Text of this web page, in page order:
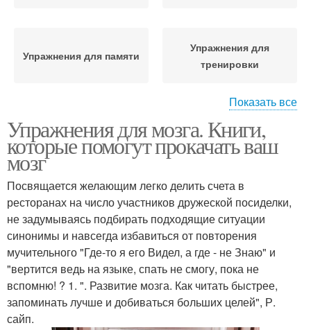
Упражнения для памяти
Упражнения для
тренировки
Физические упражнения
Упражнения для
улучшения
Показать все
Упражнения для мозга. Книги,
которые помогут прокачать ваш
мозг
Посвящается желающим легко делить счета в
ресторанах на число участников дружеской посиделки,
не задумываясь подбирать подходящие ситуации
синонимы и навсегда избавиться от повторения
мучительного "Где-то я его Видел, а где - не Знаю" и
"вертится ведь на языке, спать не смогу, пока не
вспомню! ? 1. ". Развитие мозга. Как читать быстрее,
запоминать лучше и добиваться больших целей", Р.
сайп.